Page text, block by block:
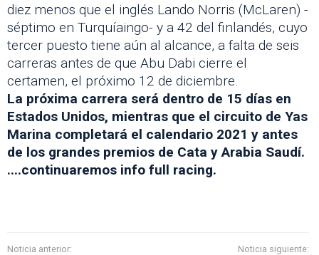
diez menos que el inglés Lando Norris (McLaren) -
séptimo en Turquíaingo- y a 42 del finlandés, cuyo
tercer puesto tiene aún al alcance, a falta de seis
carreras antes de que Abu Dabi cierre el
certamen, el próximo 12 de diciembre.
La próxima carrera será dentro de 15 días en
Estados Unidos, mientras que el circuito de Yas
Marina completará el calendario 2021 y antes
de los grandes premios de Cata y Arabia Saudí.
....continuaremos info full racing.
Noticia anterior: Noticia siguiente: